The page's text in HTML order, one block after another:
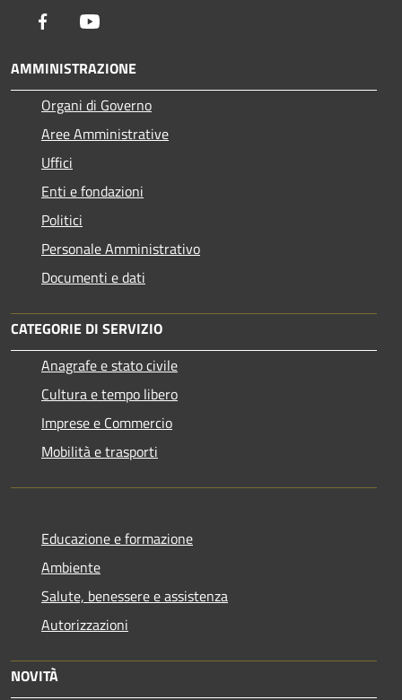
Facebook
AMMINISTRAZIONE
Organi di Governo
Aree Amministrative
Uffici
Enti e fondazioni
Politici
Personale Amministrativo
Documenti e dati
CATEGORIE DI SERVIZIO
Anagrafe e stato civile
Cultura e tempo libero
Imprese e Commercio
Mobilità e trasporti
Educazione e formazione
Ambiente
Salute, benessere e assistenza
Autorizzazioni
NOVITÀ